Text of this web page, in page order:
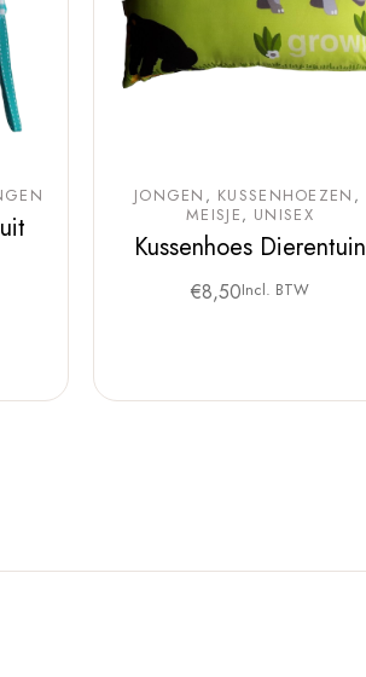
JONGEN
KUSSENHOEZEN
MEISJE
UNISEX
Kussenhoes Dierentuin
€8,50Incl. BTW